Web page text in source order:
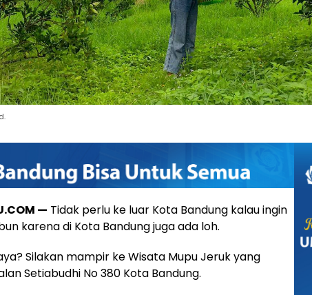
— Tidak perlu ke luar Kota Bandung kalau ingin
karena di Kota Bandung juga ada loh.
Silakan mampir ke Wisata Mupu Jeruk yang
Setiabudhi No 380 Kota Bandung.